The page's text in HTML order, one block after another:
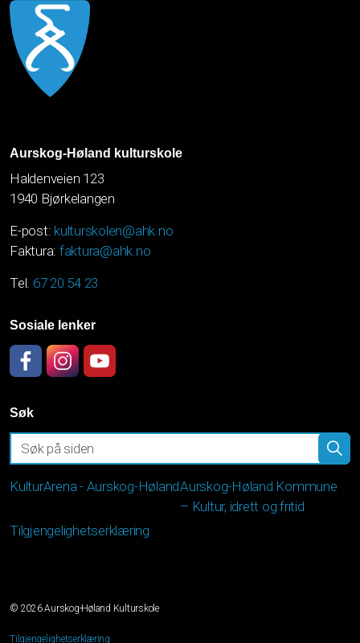
Aurskog-Høland kulturskole
Haldenveien 123
1940 Bjørkelangen
E-post: kulturskolen@ahk.no
Faktura: faktura@ahk.no
Tel. 67 20 54 23
Sosiale lenker
Søk
KulturArena - Aurskog-HølandAurskog-Høland Kommune
– Kultur, idrett og fritid
Tilgjengelighetserklæring
© 2026 Aurskog-Høland Kulturskole
Tilgjengelighetserklæring